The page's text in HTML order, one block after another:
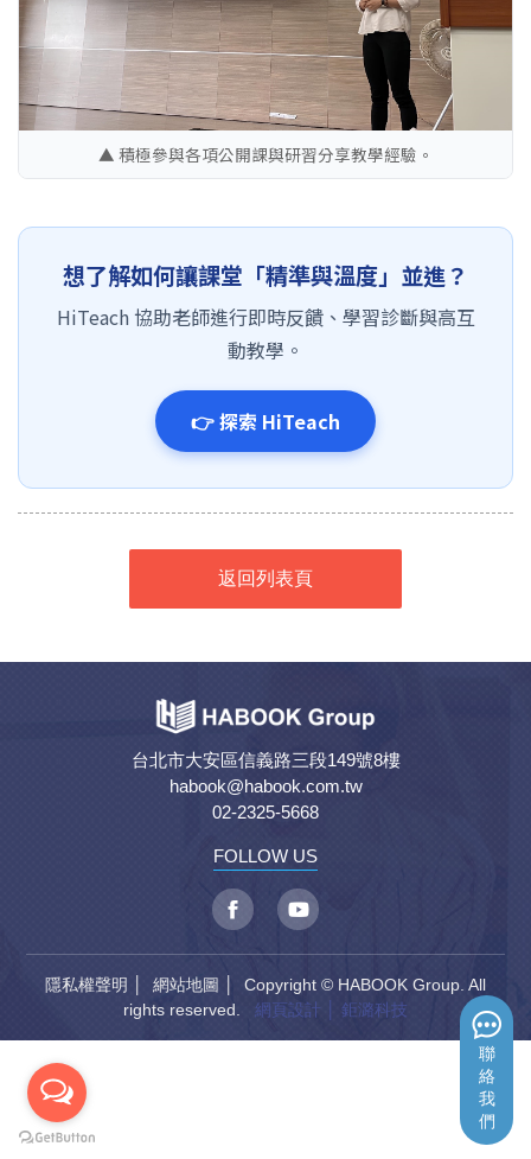
▲ 積極參與各項公開課與研習分享教學經驗。
想了解如何讓課堂「精準與溫度」並進？
HiTeach 協助老師進行即時反饋、學習診斷與高互
動教學。
👉 探索 HiTeach
返回列表頁
聯
絡
我
們
台北市大安區信義路三段149號8樓
habook@habook.com.tw
02-2325-5668
FOLLOW US
隱私權聲明 網站地圖
│ Copyright © HABOOK Group. All
rights reserved. 網頁設計 │ 鉅潞科技